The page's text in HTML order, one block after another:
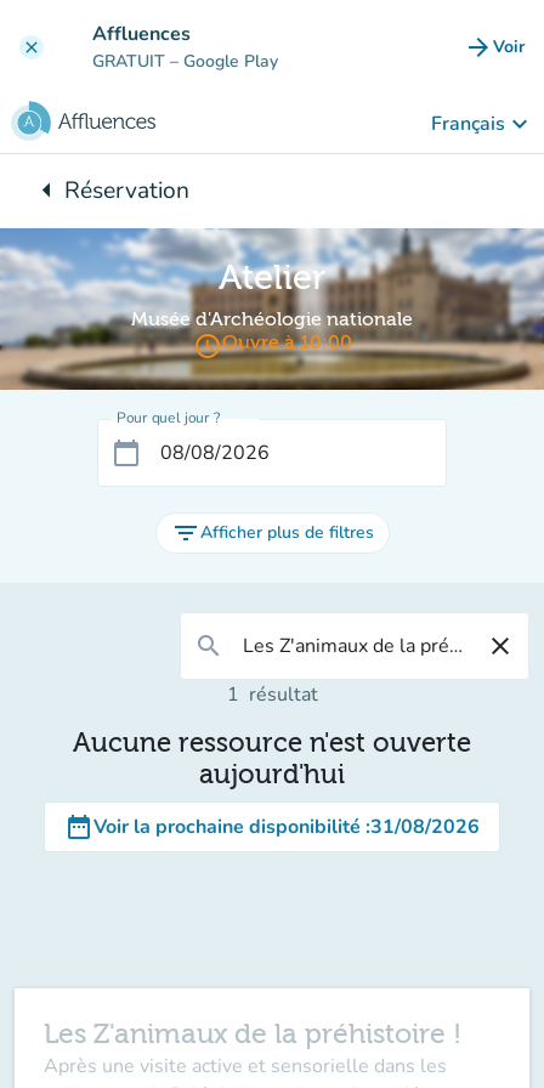
clear Affluences
GRATUIT – Google Play arrow_forward Voir
Français keyboard_arrow_down
arrow_leftRetour à :
Réservation
Atelier
Musée d'Archéologie nationale
access_timeOuvre à 10:00
Pour quel jour ?
calendar_today
filter_listAfficher plus de filtres
search close
1 résultat
Aucune ressource n'est ouverte
aujourd'hui
date_rangeVoir la prochaine disponibilité :31/08/2026
Les Z'animaux de la préhistoire !
Après une visite active et sensorielle dans les